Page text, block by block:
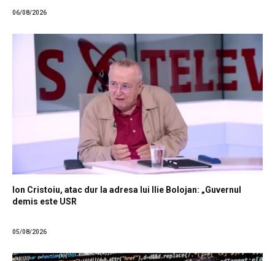
06/08/2026
Ion Cristoiu, atac dur la adresa lui Ilie Bolojan: „Guvernul
demis este USR
05/08/2026